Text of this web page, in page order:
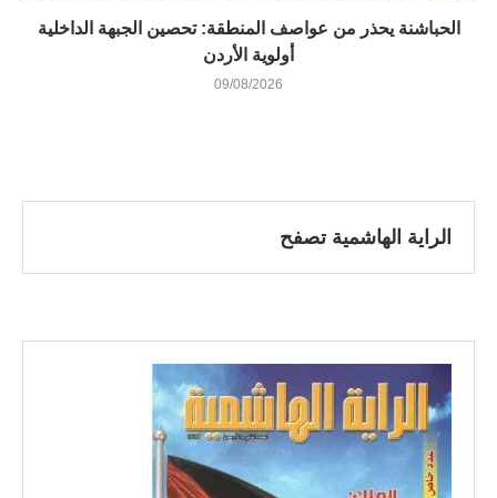
الحباشنة يحذر من عواصف المنطقة: تحصين الجبهة الداخلية
أولوية الأردن
09/08/2026
الراية الهاشمية تصفح